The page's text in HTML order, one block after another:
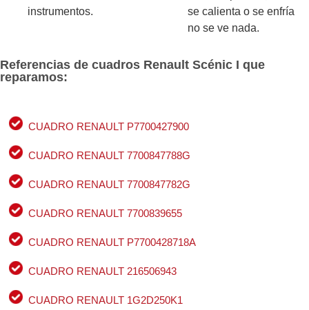
instrumentos.
se calienta o se enfría
no se ve nada.
Referencias de cuadros Renault Scénic I que
reparamos:
CUADRO RENAULT P7700427900
CUADRO RENAULT 7700847788G
CUADRO RENAULT 7700847782G
CUADRO RENAULT 7700839655
CUADRO RENAULT P7700428718A
CUADRO RENAULT 216506943
CUADRO RENAULT 1G2D250K1